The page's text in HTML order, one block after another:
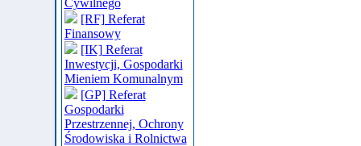
Cywilnego
[RF] Referat
Finansowy
[IK] Referat
Inwestycji, Gospodarki
Mieniem Komunalnym
[GP] Referat
Gospodarki
Przestrzennej, Ochrony
Środowiska i Rolnictwa